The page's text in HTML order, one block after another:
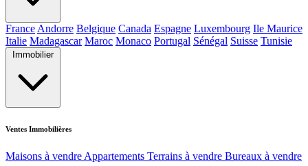
France Andorre Belgique Canada Espagne Luxembourg Ile Maurice
Italie Madagascar Maroc Monaco Portugal Sénégal Suisse Tunisie
Immobilier
Ventes Immobilières
Maisons à vendre Appartements Terrains à vendre Bureaux à vendre